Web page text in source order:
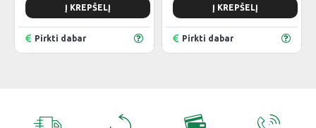
Į KREPŠELĮ
Pirkti dabar
Į KREPŠELĮ
Pirkti dabar